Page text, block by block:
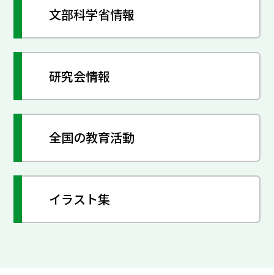
文部科学省情報
研究会情報
全国の教育活動
イラスト集